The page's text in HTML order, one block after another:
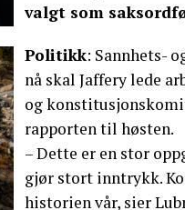
valgt som
Politikk: Sannhets-
nå skal Jaffery lede
og
rapporten til høsten.
– Dette er en stor
gjør stort inntrykk.
historien vår, sier